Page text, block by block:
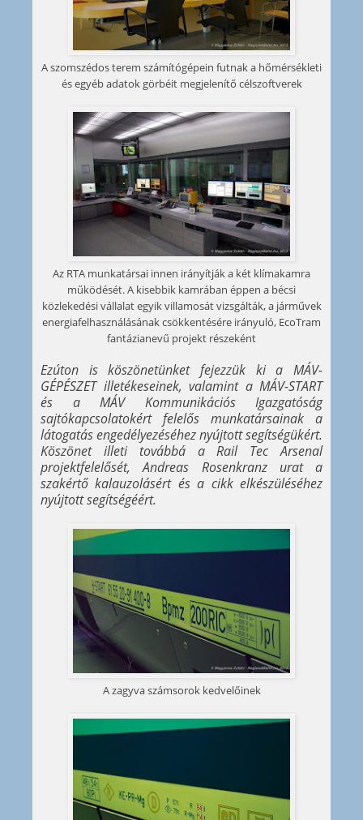
A szomszédos terem számítógépein futnak a hőmérsékleti
és egyéb adatok görbéit megjelenítő célszoftverek
Az RTA munkatársai innen irányítják a két klímakamra
működését. A kisebbik kamrában éppen a bécsi
közlekedési vállalat egyik villamosát vizsgálták, a járművek
energiafelhasználásának csökkentésére irányuló, EcoTram
fantázianevű projekt részeként
Ezúton is köszönetünket fejezzük ki a MÁV-
GÉPÉSZET illetékeseinek, valamint a MÁV-START
és a MÁV Kommunikációs Igazgatóság
sajtókapcsolatokért felelős munkatársainak a
látogatás engedélyezéséhez nyújtott segítségükért.
Köszönet illeti továbbá a Rail Tec Arsenal
projektfelelősét, Andreas Rosenkranz urat a
szakértő kalauzolásért és a cikk elkészüléséhez
nyújtott segítségéért.
A zagyva számsorok kedvelőinek